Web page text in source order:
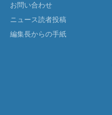
お問い合わせ
ニュース読者投稿
編集長からの手紙